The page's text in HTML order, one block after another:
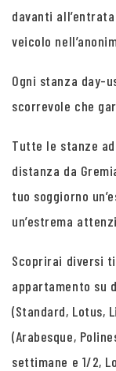
davanti
veicolo
Ogni stanza day-
scorrevole che
Tutte le stanze
distanza da
tuo soggiorno
un’estrema
Scoprirai diversi
appartamento su
(Standard, Lotus,
(Arabesque,
settimane e 1/2,